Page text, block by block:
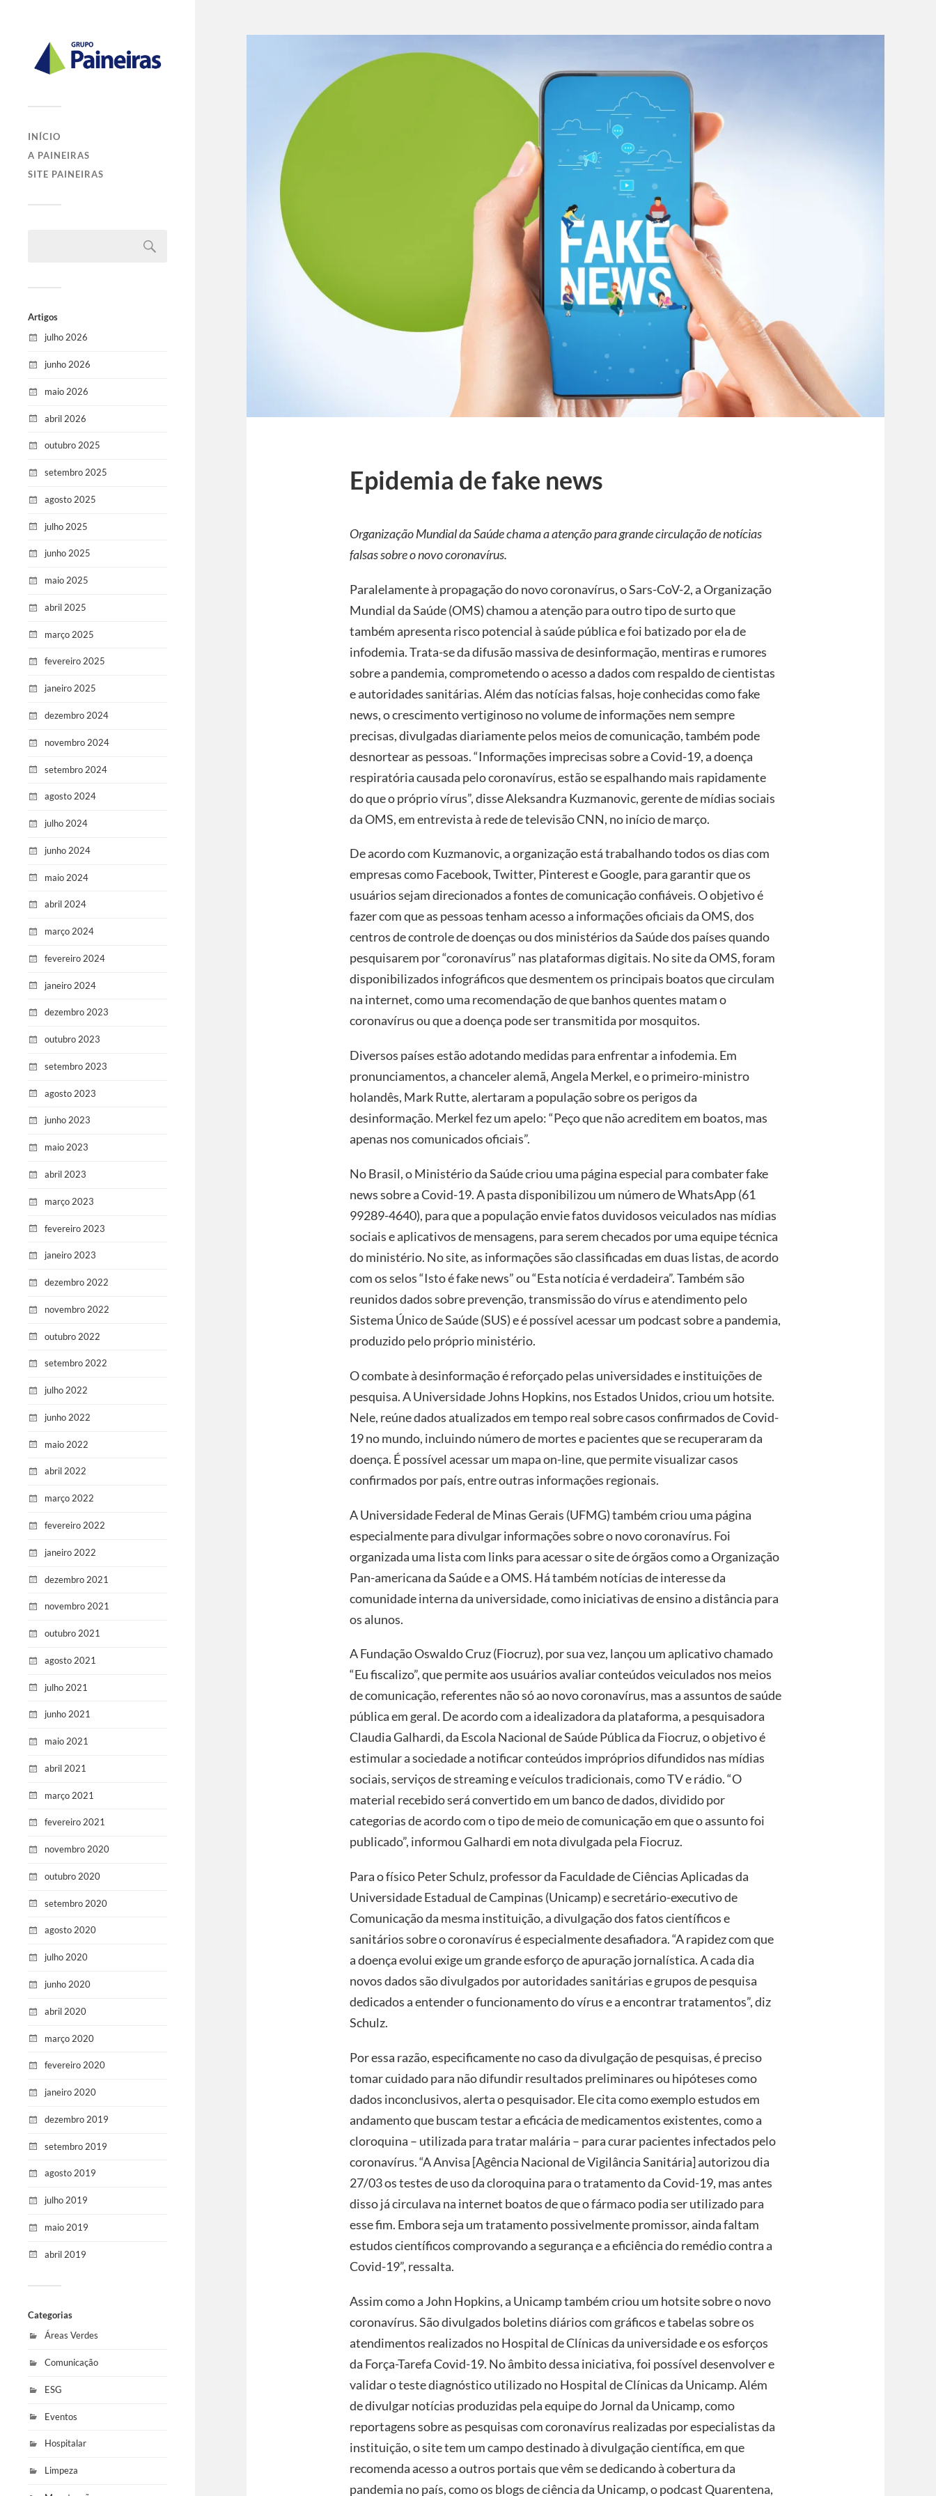
INÍCIO
A PAINEIRAS
SITE PAINEIRAS
Artigos
julho 2026
junho 2026
maio 2026
abril 2026
outubro 2025
setembro 2025
agosto 2025
julho 2025
junho 2025
maio 2025
abril 2025
março 2025
fevereiro 2025
janeiro 2025
dezembro 2024
novembro 2024
setembro 2024
agosto 2024
julho 2024
junho 2024
maio 2024
abril 2024
março 2024
fevereiro 2024
janeiro 2024
dezembro 2023
outubro 2023
setembro 2023
agosto 2023
junho 2023
maio 2023
abril 2023
março 2023
fevereiro 2023
janeiro 2023
dezembro 2022
novembro 2022
outubro 2022
setembro 2022
julho 2022
junho 2022
maio 2022
abril 2022
março 2022
fevereiro 2022
janeiro 2022
dezembro 2021
novembro 2021
outubro 2021
agosto 2021
julho 2021
junho 2021
maio 2021
abril 2021
março 2021
fevereiro 2021
novembro 2020
outubro 2020
setembro 2020
agosto 2020
julho 2020
junho 2020
abril 2020
março 2020
fevereiro 2020
janeiro 2020
dezembro 2019
setembro 2019
agosto 2019
julho 2019
maio 2019
abril 2019
Categorias
Áreas Verdes
Comunicação
ESG
Eventos
Hospitalar
Limpeza
Epidemia de fake news
Organização Mundial da Saúde chama a atenção para grande circulação de notícias
falsas sobre o novo coronavírus.
Paralelamente à propagação do novo coronavírus, o Sars-CoV-2, a Organização
Mundial da Saúde (OMS) chamou a atenção para outro tipo de surto que
também apresenta risco potencial à saúde pública e foi batizado por ela de
infodemia. Trata-se da difusão massiva de desinformação, mentiras e rumores
sobre a pandemia, comprometendo o acesso a dados com respaldo de cientistas
e autoridades sanitárias. Além das notícias falsas, hoje conhecidas como fake
news, o crescimento vertiginoso no volume de informações nem sempre
precisas, divulgadas diariamente pelos meios de comunicação, também pode
desnortear as pessoas. “Informações imprecisas sobre a Covid-19, a doença
respiratória causada pelo coronavírus, estão se espalhando mais rapidamente
do que o próprio vírus”, disse Aleksandra Kuzmanovic, gerente de mídias sociais
da OMS, em entrevista à rede de televisão CNN, no início de março.
De acordo com Kuzmanovic, a organização está trabalhando todos os dias com
empresas como Facebook, Twitter, Pinterest e Google, para garantir que os
usuários sejam direcionados a fontes de comunicação confiáveis. O objetivo é
fazer com que as pessoas tenham acesso a informações oficiais da OMS, dos
centros de controle de doenças ou dos ministérios da Saúde dos países quando
pesquisarem por “coronavírus” nas plataformas digitais. No site da OMS, foram
disponibilizados infográficos que desmentem os principais boatos que circulam
na internet, como uma recomendação de que banhos quentes matam o
coronavírus ou que a doença pode ser transmitida por mosquitos.
Diversos países estão adotando medidas para enfrentar a infodemia. Em
pronunciamentos, a chanceler alemã, Angela Merkel, e o primeiro-ministro
holandês, Mark Rutte, alertaram a população sobre os perigos da
desinformação. Merkel fez um apelo: “Peço que não acreditem em boatos, mas
apenas nos comunicados oficiais”.
No Brasil, o Ministério da Saúde criou uma página especial para combater fake
news sobre a Covid-19. A pasta disponibilizou um número de WhatsApp (61
99289-4640), para que a população envie fatos duvidosos veiculados nas mídias
sociais e aplicativos de mensagens, para serem checados por uma equipe técnica
do ministério. No site, as informações são classificadas em duas listas, de acordo
com os selos “Isto é fake news” ou “Esta notícia é verdadeira”. Também são
reunidos dados sobre prevenção, transmissão do vírus e atendimento pelo
Sistema Único de Saúde (SUS) e é possível acessar um podcast sobre a pandemia,
produzido pelo próprio ministério.
O combate à desinformação é reforçado pelas universidades e instituições de
pesquisa. A Universidade Johns Hopkins, nos Estados Unidos, criou um hotsite.
Nele, reúne dados atualizados em tempo real sobre casos confirmados de Covid-
19 no mundo, incluindo número de mortes e pacientes que se recuperaram da
doença. É possível acessar um mapa on-line, que permite visualizar casos
confirmados por país, entre outras informações regionais.
A Universidade Federal de Minas Gerais (UFMG) também criou uma página
especialmente para divulgar informações sobre o novo coronavírus. Foi
organizada uma lista com links para acessar o site de órgãos como a Organização
Pan-americana da Saúde e a OMS. Há também notícias de interesse da
comunidade interna da universidade, como iniciativas de ensino a distância para
os alunos.
A Fundação Oswaldo Cruz (Fiocruz), por sua vez, lançou um aplicativo chamado
“Eu fiscalizo”, que permite aos usuários avaliar conteúdos veiculados nos meios
de comunicação, referentes não só ao novo coronavírus, mas a assuntos de saúde
pública em geral. De acordo com a idealizadora da plataforma, a pesquisadora
Claudia Galhardi, da Escola Nacional de Saúde Pública da Fiocruz, o objetivo é
estimular a sociedade a notificar conteúdos impróprios difundidos nas mídias
sociais, serviços de streaming e veículos tradicionais, como TV e rádio. “O
material recebido será convertido em um banco de dados, dividido por
categorias de acordo com o tipo de meio de comunicação em que o assunto foi
publicado”, informou Galhardi em nota divulgada pela Fiocruz.
Para o físico Peter Schulz, professor da Faculdade de Ciências Aplicadas da
Universidade Estadual de Campinas (Unicamp) e secretário-executivo de
Comunicação da mesma instituição, a divulgação dos fatos científicos e
sanitários sobre o coronavírus é especialmente desafiadora. “A rapidez com que
a doença evolui exige um grande esforço de apuração jornalística. A cada dia
novos dados são divulgados por autoridades sanitárias e grupos de pesquisa
dedicados a entender o funcionamento do vírus e a encontrar tratamentos”, diz
Schulz.
Por essa razão, especificamente no caso da divulgação de pesquisas, é preciso
tomar cuidado para não difundir resultados preliminares ou hipóteses como
dados inconclusivos, alerta o pesquisador. Ele cita como exemplo estudos em
andamento que buscam testar a eficácia de medicamentos existentes, como a
cloroquina – utilizada para tratar malária – para curar pacientes infectados pelo
coronavírus. “A Anvisa [Agência Nacional de Vigilância Sanitária] autorizou dia
27/03 os testes de uso da cloroquina para o tratamento da Covid-19, mas antes
disso já circulava na internet boatos de que o fármaco podia ser utilizado para
esse fim. Embora seja um tratamento possivelmente promissor, ainda faltam
estudos científicos comprovando a segurança e a eficiência do remédio contra a
Covid-19”, ressalta.
Assim como a John Hopkins, a Unicamp também criou um hotsite sobre o novo
coronavírus. São divulgados boletins diários com gráficos e tabelas sobre os
atendimentos realizados no Hospital de Clínicas da universidade e os esforços
da Força-Tarefa Covid-19. No âmbito dessa iniciativa, foi possível desenvolver e
validar o teste diagnóstico utilizado no Hospital de Clínicas da Unicamp. Além
de divulgar notícias produzidas pela equipe do Jornal da Unicamp, como
reportagens sobre as pesquisas com coronavírus realizadas por especialistas da
instituição, o site tem um campo destinado à divulgação científica, em que
recomenda acesso a outros portais que vêm se dedicando à cobertura da
pandemia no país, como os blogs de ciência da Unicamp, o podcast Quarentena,